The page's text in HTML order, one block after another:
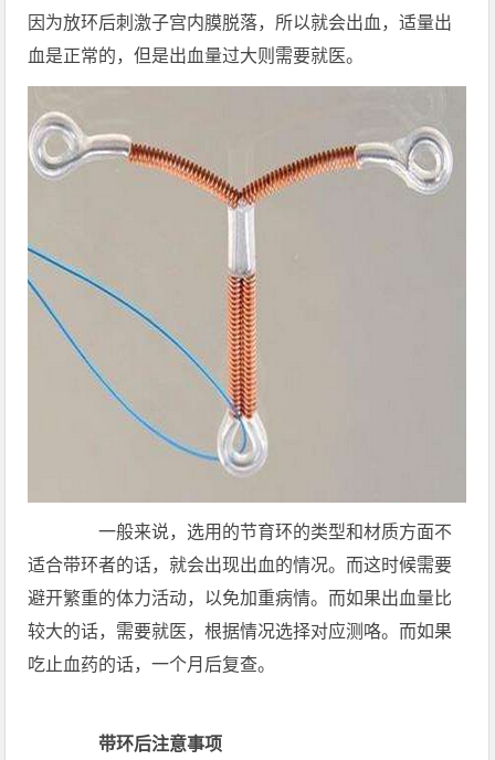
因为放环后刺激子宫内膜脱落，所以就会出血，适量出
血是正常的，但是出血量过大则需要就医。
一般来说，选用的节育环的类型和材质方面不
适合带环者的话，就会出现出血的情况。而这时候需要
避开繁重的体力活动，以免加重病情。而如果出血量比
较大的话，需要就医，根据情况选择对应测咯。而如果
吃止血药的话，一个月后复查。
带环后注意事项